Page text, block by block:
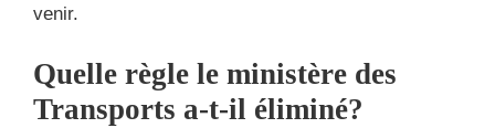
venir.
Quelle règle le ministère des
Transports a-t-il éliminé?